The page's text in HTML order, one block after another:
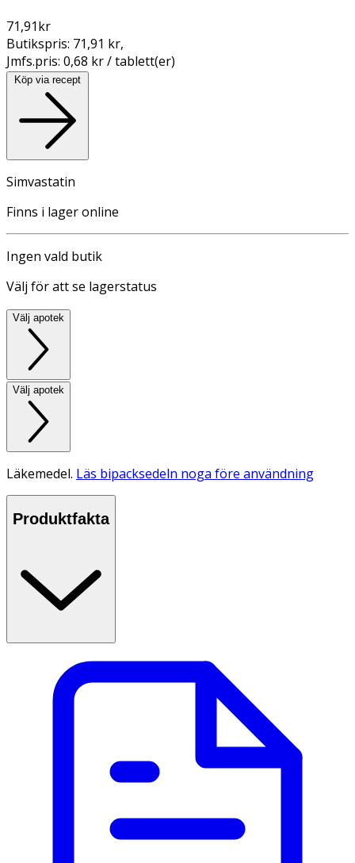
71,91kr
Butikspris: 71,91 kr,
Jmfs.pris: 0,68 kr / tablett(er)
Köp via recept
Simvastatin
Finns i lager online
Ingen vald butik
Välj för att se lagerstatus
Välj apotek
Välj apotek
Läkemedel. Läs bipacksedeln noga före användning
Produktfakta